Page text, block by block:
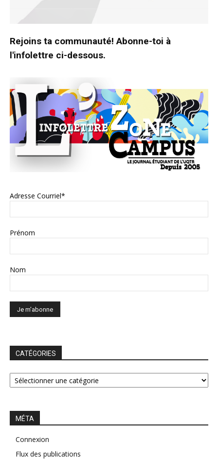
Rejoins ta communauté! Abonne-toi à
l'infolettre ci-dessous.
Adresse Courriel*
Prénom
Nom
CATÉGORIES
CATÉGORIES
MÉTA
Connexion
Flux des publications